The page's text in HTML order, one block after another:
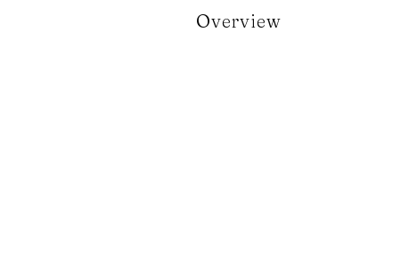
Overview